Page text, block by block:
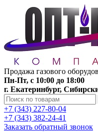
Продажа газового
Пн-Пт, с 10:00 до 18:00
г. Екатеринбург,
+7 (343) 227-80-04
+7 (343) 382-24-41
Заказать обратный звонок